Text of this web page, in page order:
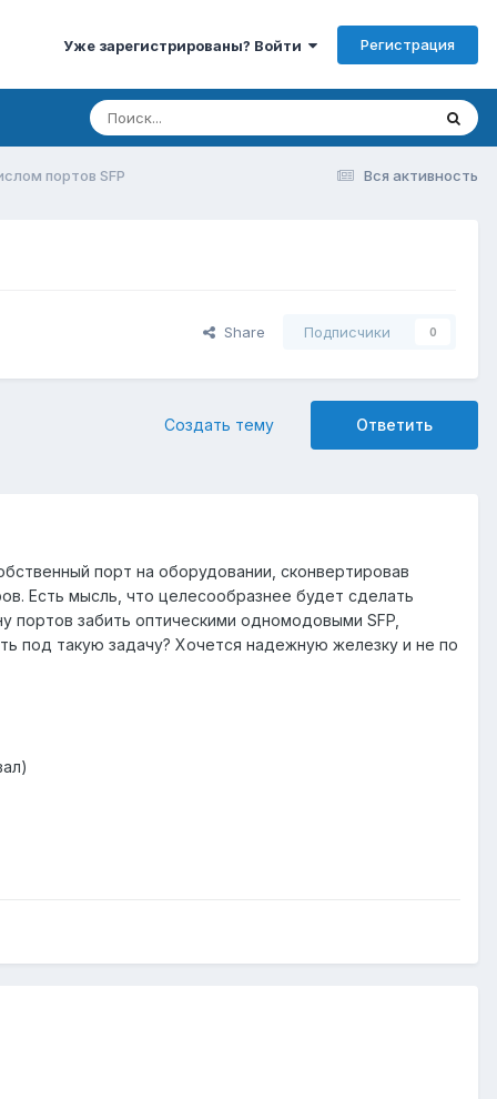
Уже зарегистрированы? Войти Регистрация
Вся активность
портов SFP
Share Подписчики 0
Ответить
Создать тему
порт на оборудовании, сконвертировав
Есть мысль, что целесообразнее будет сделать
портов забить оптическими одномодовыми SFP,
под такую задачу? Хочется надежную железку и не по